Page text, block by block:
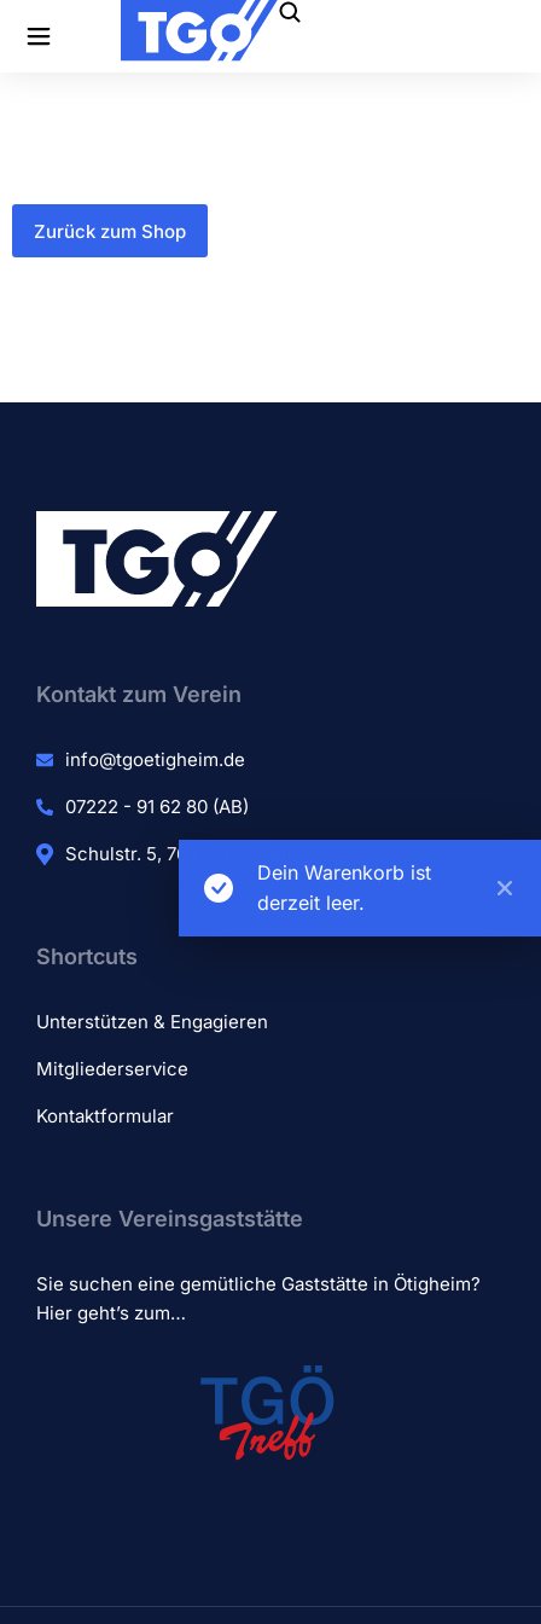
Dein Warenkorb ist
derzeit leer.
Zurück zum Shop
Kontakt zum Verein​
info@tgoetigheim.de
07222 - 91 62 80 (AB)
Schulstr. 5, 76470 Ötigheim
Shortcuts
Unterstützen & Engagieren
Mitgliederservice
Kontaktformular
Unsere Vereinsgaststätte
Sie suchen eine gemütliche Gaststätte in Ötigheim?
Hier geht’s zum…